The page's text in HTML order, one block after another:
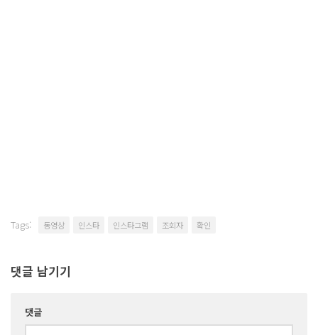
Tags: 동영상 인스타 인스타그램 조회자 확인
댓글 남기기
댓글